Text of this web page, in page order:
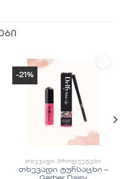
-21%
სურვილების
სიაში
დამატება
ᲗᲮᲔᲕᲐᲓᲘ ᲞᲠᲝᲓᲣᲥᲢᲔᲑᲘ
თხევადი ტუჩსაცხი –